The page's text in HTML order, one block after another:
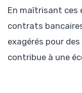
En maîtrisant ces
contrats
exagérés pour
contribue à une